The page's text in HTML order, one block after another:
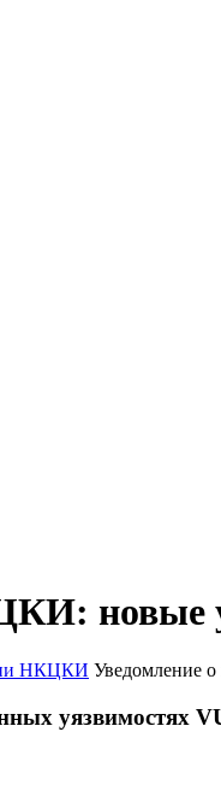
новые
НКЦКИ Уведомление
уязвимостях